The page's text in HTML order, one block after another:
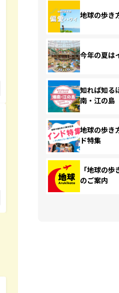
地球の歩き
今年の夏は
知れば知る
南・江の島
地球の歩き
ド特集
「地球の
のご案内